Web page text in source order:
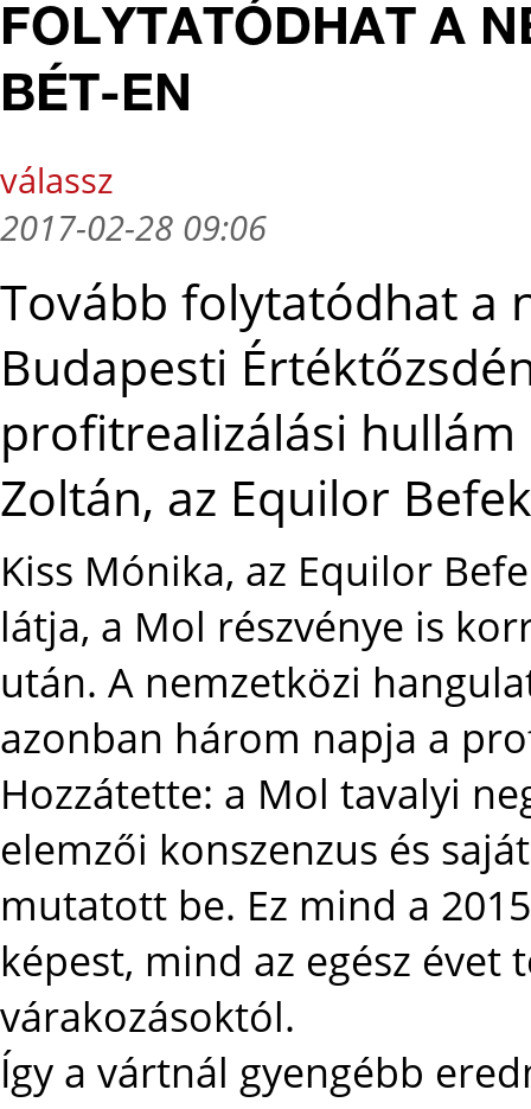
FOLYTATÓDHAT A
BÉT-EN
válassz
2017-02-28 09:06
Tovább folytatódhat a
Budapesti
profitrealizálási
Zoltán, az Equilor
Kiss Mónika, az Equilor
látja, a Mol részvénye is
után. A nemzetközi
azonban három napja a
Hozzátette: a Mol tavalyi
elemzői konszenzus és
mutatott be. Ez mind a
képest, mind az egész
várakozásoktól.
Így a vártnál gyengébb